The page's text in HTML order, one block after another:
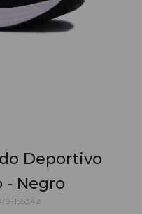
Deportivo
- Negro
155342